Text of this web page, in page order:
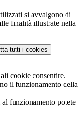
si avvalgono di
finalità illustrate nella
tutti i cookies
cookie consentire.
il funzionamento della
al funzionamento potete